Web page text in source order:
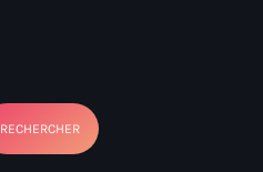
RECHERCHER